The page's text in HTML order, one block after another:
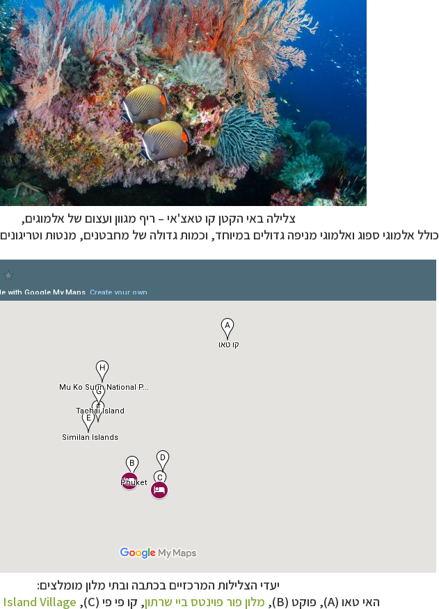
צלילה באי הקטן קו טאצ'אי – ריף מגוון ועצום של אלמוגים,
כולל אלמוגי ספוג ואלמוגי מניפה גדולים במיוחד, וכמות גדולה של מחבטנים, מנטות וטריגונים
יעדי הצלילות המרכזיים בכתבה ובתי מלון מומלצים:
האי טאו (A), פוקט (B),
מלון פור פוינטס ביי שרתון, קו פי פי (C), Island Village